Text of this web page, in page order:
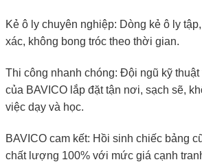
Kẻ ô ly chuyên nghiệp: Dòng kẻ ô ly
xác, không bong tróc theo thời gian.
Thi công nhanh chóng: Đội ngũ kỹ
của BAVICO lắp đặt tận nơi, sạch sẽ,
việc dạy và học.
BAVICO cam kết: Hồi sinh chiếc bảng
chất lượng 100% với mức giá cạnh